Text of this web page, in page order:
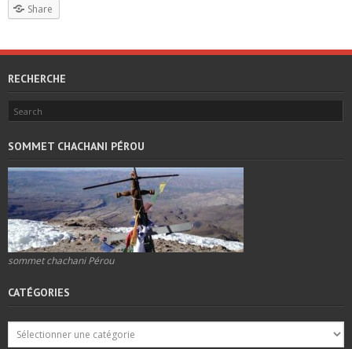
Share
RECHERCHE
SOMMET CHACHANI PÉROU
sommet chachani Pérou
CATÉGORIES